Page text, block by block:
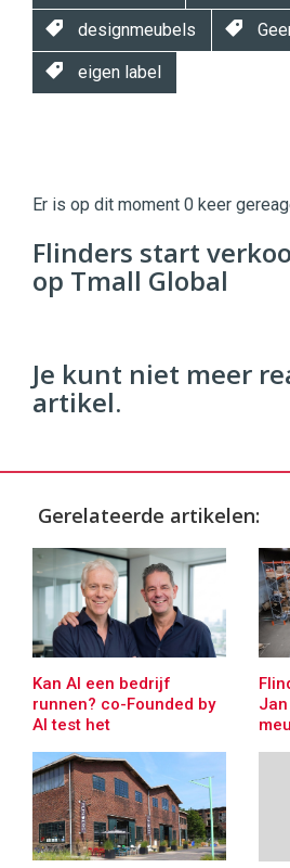
designmeubels
eigen label
|
Digital
Commercehttps://
96 54
Er is op dit moment 0 keer
Flinders start
op Tmall Global
Je kunt niet meer
artikel.
Gerelateerde artikelen:
Kan AI een bedrijf
runnen? co-Founded by
AI test het